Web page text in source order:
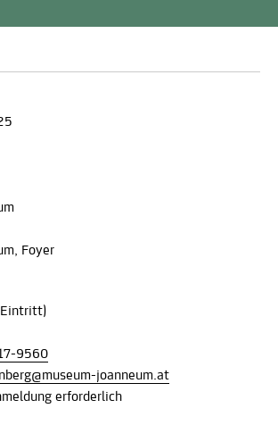
Foyer
Eintritt)
9560
joanneum.at
erforderlich